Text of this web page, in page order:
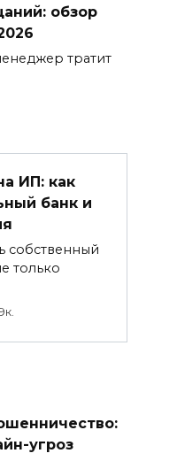
обзор
тратит
ИП: как
банк и
собственный
только
угроз